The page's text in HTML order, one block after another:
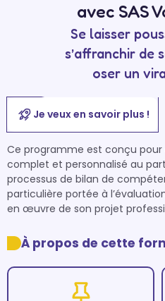
avec SAS
Se laisser
s’affranchir de
oser un
Je veux en savoir plus !
Ce programme est conçu
complet et personnalisé au
processus de bilan de
particulière portée à
en œuvre de son projet
À propos de cette